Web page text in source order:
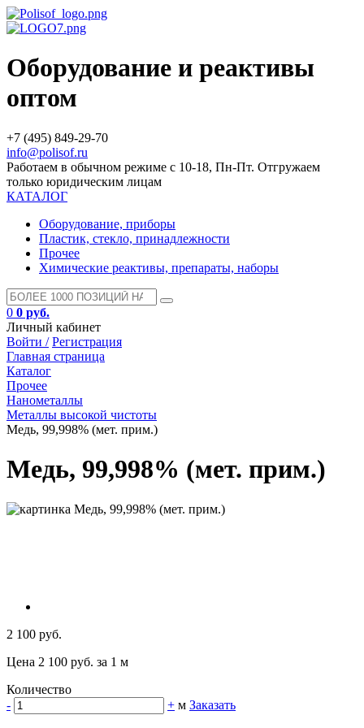
Оборудование и реактивы
оптом
+7 (495) 849-29-70
info@polisof.ru
Работаем в обычном режиме с 10-18, Пн-Пт. Отгружаем
только юридическим лицам
КАТАЛОГ
Оборудование, приборы
Пластик, стекло, принадлежности
Прочее
Химические реактивы, препараты, наборы
0 0 руб.
Личный кабинет
Войти / Регистрация
Главная страница
Каталог
Прочее
Нанометаллы
Металлы высокой чистоты
Медь, 99,998% (мет. прим.)
Медь, 99,998% (мет. прим.)
2 100 руб.
Цена 2 100 руб. за 1 м
Количество
-
+ м Заказать